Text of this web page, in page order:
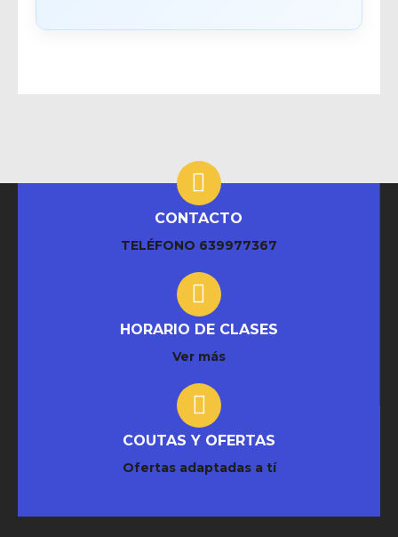
CONTACTO
TELÉFONO 639977367
HORARIO DE CLASES
Ver más
COUTAS Y OFERTAS
Ofertas adaptadas a tí